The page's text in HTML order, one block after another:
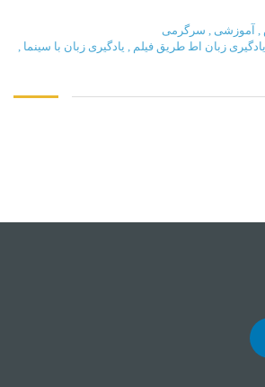
, آموزشی , سرگرمی
یادگیری زبان اط طریق فیلم , یادگیری زبان با سینما ,